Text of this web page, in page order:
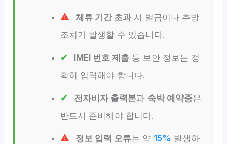
체류 기간 초과시 벌금이나 추방
조치가 발생할 수 있습니다.
IMEI 번호 제출등 보안 정보는 정
확히 입력해야 합니다.
전자비자 출력본과 숙박 예약증은
반드시 준비해야 합니다.
정보 입력 오류는 약 15% 발생하